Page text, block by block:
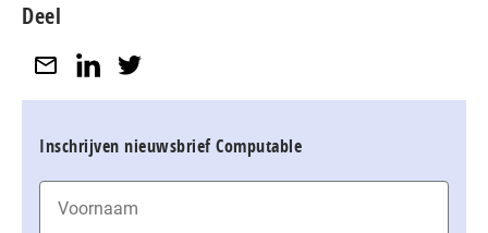
Deel
Inschrijven nieuwsbrief Computable